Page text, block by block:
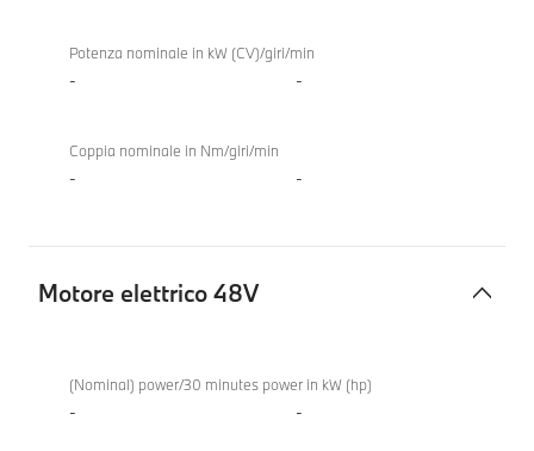
Potenza nominale in kW (CV)/giri/min
- -
Coppia nominale in Nm/giri/min
- -
Motore elettrico 48V
elettrico
48V
(Nominal) power/30 minutes power in kW (hp)
- -